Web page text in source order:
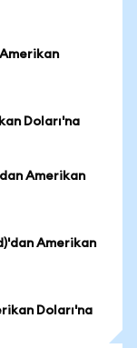
Doları'na
Amerikan
Amerikan
Doları'na